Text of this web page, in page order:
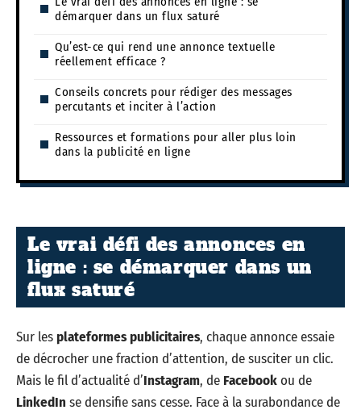
démarquer dans un flux saturé
Qu’est-ce qui rend une annonce textuelle
réellement efficace ?
Conseils concrets pour rédiger des messages
percutants et inciter à l’action
Ressources et formations pour aller plus loin
dans la publicité en ligne
Le vrai défi des annonces en
ligne : se démarquer dans un
flux saturé
Sur lesplateformes publicitaires, chaque annonce essaie
de décrocher une fraction d’attention, de susciter un clic.
Mais le fil d’actualité d’Instagram, de Facebookou de
LinkedIn se densifie sans cesse. Face à la surabondance de